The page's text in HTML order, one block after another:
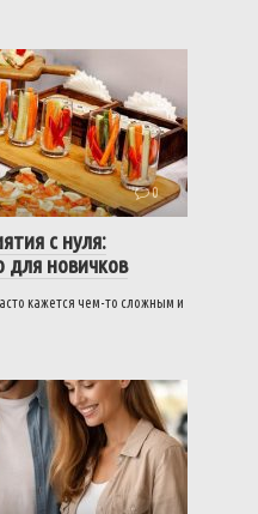
0
с нуля:
для новичков
кажется чем-то сложным и